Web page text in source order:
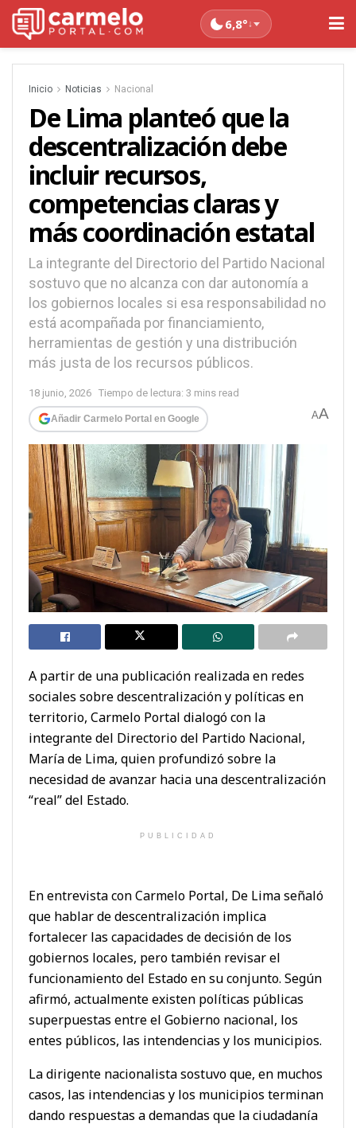
6,8°↓
Inicio Noticias Nacional
De Lima planteó que la
descentralización debe
incluir recursos,
competencias claras y
más coordinación estatal
La integrante del Directorio del Partido Nacional
sostuvo que no alcanza con dar autonomía a
los gobiernos locales si esa responsabilidad no
está acompañada por financiamiento,
herramientas de gestión y una distribución
más justa de los recursos públicos.
18 junio, 2026 Tiempo de lectura: 3 mins read
Añadir Carmelo Portal en Google AA
A partir de una publicación realizada en redes
sociales sobre descentralización y políticas en
territorio, Carmelo Portal dialogó con la
integrante del Directorio del Partido Nacional,
María de Lima, quien profundizó sobre la
necesidad de avanzar hacia una descentralización
“real” del Estado.
PUBLICIDAD
En entrevista con Carmelo Portal, De Lima señaló
que hablar de descentralización implica
fortalecer las capacidades de decisión de los
gobiernos locales, pero también revisar el
funcionamiento del Estado en su conjunto. Según
afirmó, actualmente existen políticas públicas
superpuestas entre el Gobierno nacional, los
entes públicos, las intendencias y los municipios.
La dirigente nacionalista sostuvo que, en muchos
casos, las intendencias y los municipios terminan
dando respuestas a demandas que la ciudadanía